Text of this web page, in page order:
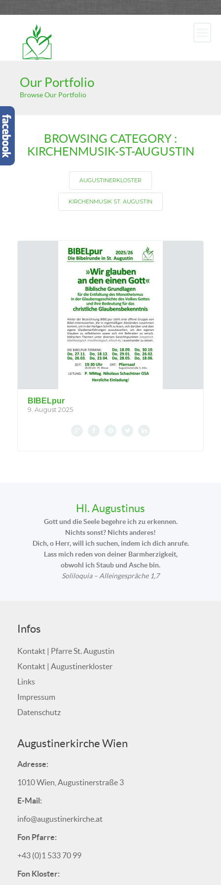
Our Portfolio
Browse Our Portfolio
BROWSING CATEGORY :
KIRCHENMUSIK-ST-AUGUSTIN
AUGUSTINERKLOSTER
KIRCHENMUSIK ST. AUGUSTIN
BIBELpur
9. August 2025
Hl. Augustinus
Gott und die Seele begehre ich zu erkennen.
Nichts sonst? Nichts anderes!
Dich, o Herr, will ich suchen, indem ich dich anrufe.
Lass mich reden von deiner Barmherzigkeit,
obwohl ich Staub und Asche bin.
Soliloquia – Alleingespräche 1,7
Infos
Kontakt | Pfarre St. Augustin
Kontakt | Augustinerkloster
Links
Impressum
Datenschutz
Augustinerkirche Wien
Adresse:
1010 Wien, Augustinerstraße 3
E-Mail:
info@augustinerkirche.at
Fon Pfarre:
+43 (0)1 533 70 99
Fon Kloster: